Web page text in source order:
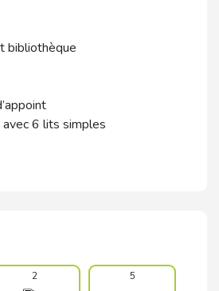
bibliothèque
6 lits simples
2 5